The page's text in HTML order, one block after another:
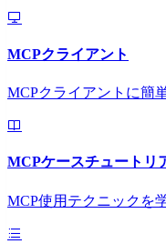
MCPクライアント
MCPクライアントに簡
MCPケースチュートリ
MCP使用テクニックを